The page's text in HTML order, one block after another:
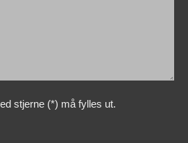
stjerne (*) må fylles ut.